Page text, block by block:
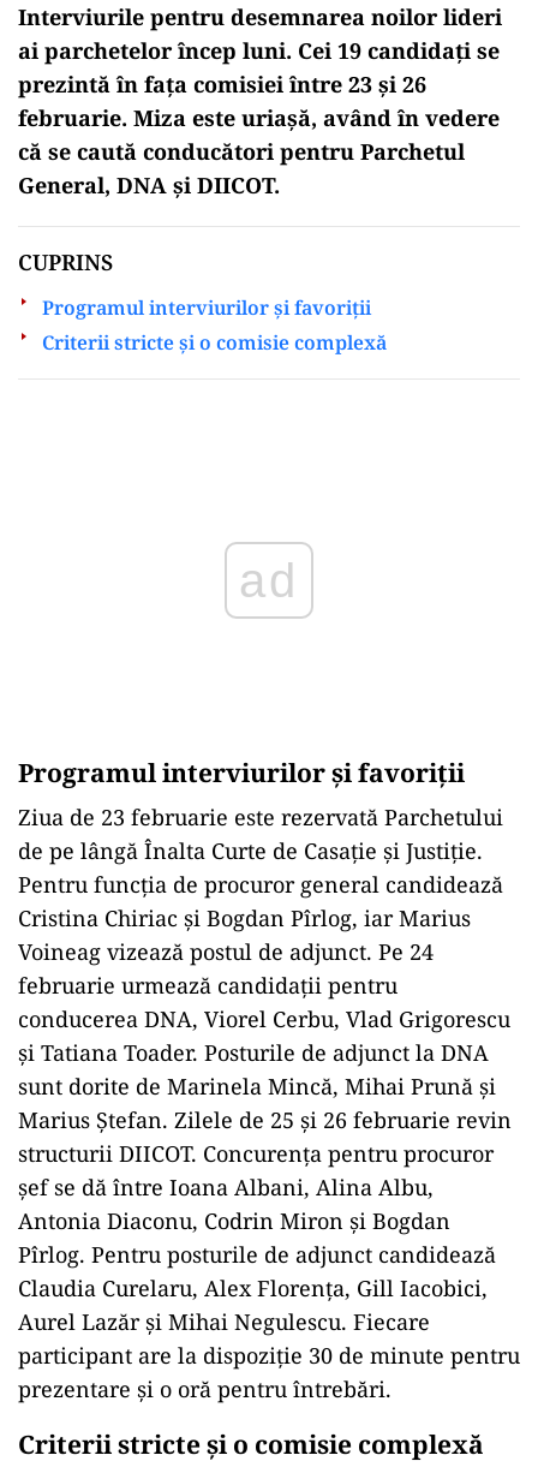
Interviurile pentru desemnarea noilor lideri
ai parchetelor încep luni. Cei 19 candidați se
prezintă în fața comisiei între 23 și 26
februarie. Miza este uriașă, având în vedere
că se caută conducători pentru Parchetul
General, DNA și DIICOT.
CUPRINS
Programul interviurilor și favoriții
Criterii stricte și o comisie complexă
Programul interviurilor și favoriții
Ziua de 23 februarie este rezervată Parchetului
de pe lângă Înalta Curte de Casație și Justiție.
Pentru funcția de procuror general candidează
Cristina Chiriac și Bogdan Pîrlog, iar Marius
Voineag vizează postul de adjunct. Pe 24
februarie urmează candidații pentru
conducerea DNA, Viorel Cerbu, Vlad Grigorescu
și Tatiana Toader. Posturile de adjunct la DNA
sunt dorite de Marinela Mincă, Mihai Prună și
Marius Ștefan. Zilele de 25 și 26 februarie revin
structurii DIICOT. Concurența pentru procuror
șef se dă între Ioana Albani, Alina Albu,
Antonia Diaconu, Codrin Miron și Bogdan
Pîrlog. Pentru posturile de adjunct candidează
Claudia Curelaru, Alex Florența, Gill Iacobici,
Aurel Lazăr și Mihai Negulescu. Fiecare
participant are la dispoziție 30 de minute pentru
prezentare și o oră pentru întrebări.
Criterii stricte și o comisie complexă